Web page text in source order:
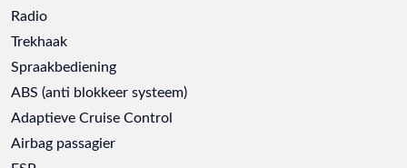
Radio
Trekhaak
Spraakbediening
ABS (anti blokkeer systeem)
Adaptieve Cruise Control
Airbag passagier